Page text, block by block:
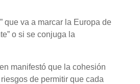
que va a marcar la Europa de
o si se conjuga la
manifestó que la cohesión
de permitir que cada